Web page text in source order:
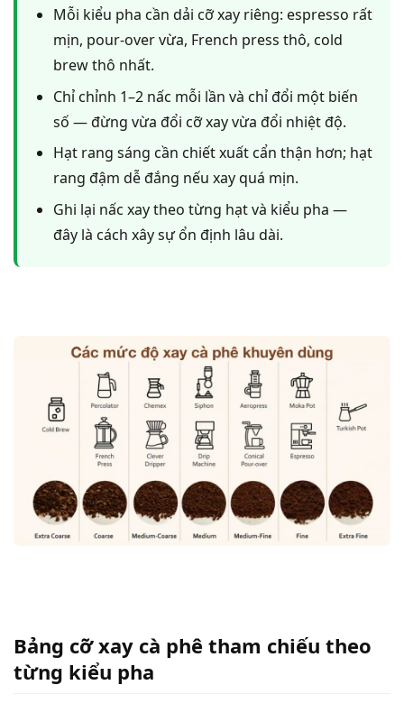
Mỗi kiểu pha cần dải cỡ xay riêng: espresso rất
mịn, pour-over vừa, French press thô, cold
brew thô nhất.
Chỉ chỉnh 1–2 nấc mỗi lần và chỉ đổi một biến
số — đừng vừa đổi cỡ xay vừa đổi nhiệt độ.
Hạt rang sáng cần chiết xuất cẩn thận hơn; hạt
rang đậm dễ đắng nếu xay quá mịn.
Ghi lại nấc xay theo từng hạt và kiểu pha —
đây là cách xây sự ổn định lâu dài.
Bảng cỡ xay cà phê tham chiếu theo
từng kiểu pha